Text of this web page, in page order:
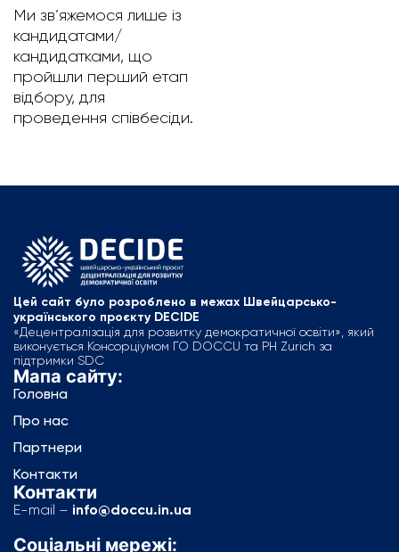
Ми зв’яжемося лише із
кандидатами/
кандидатками, що
пройшли перший етап
відбору, для
проведення співбесіди.
Цей сайт було розроблено в межах Швейцарсько-
українського проєкту DECIDE
«Децентралізація для розвитку демократичної освіти», який
виконується Консорціумом ГО DOCCU та PH Zurich за
підтримки SDC
Мапа сайту:
Головна
Про нас
Партнери
Контакти
Контакти
E-mail – info@doccu.in.ua
Соціальні мережі: